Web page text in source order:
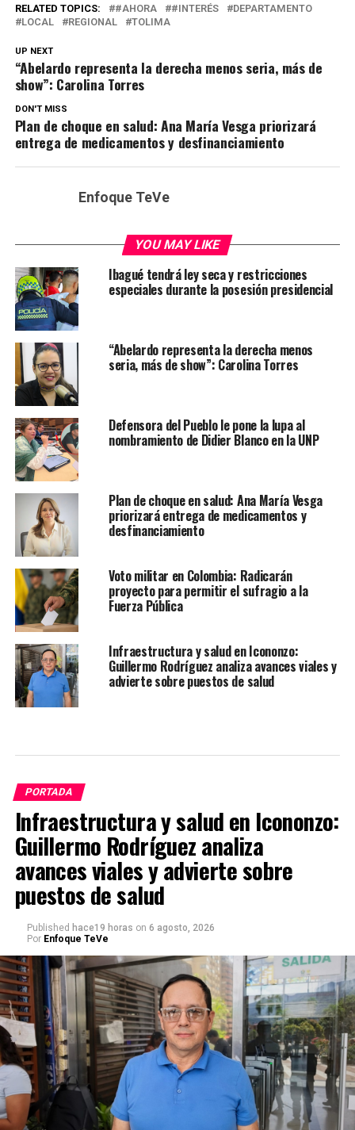
RELATED TOPICS: #AHORA #INTERÉS
DEPARTAMENTO
LOCAL
REGIONAL TOLIMA
UP NEXT
“Abelardo representa la derecha menos seria, más de
show”: Carolina Torres
DON'T MISS
Plan de choque en salud: Ana María Vesga priorizará
entrega de medicamentos y desfinanciamiento
Enfoque TeVe
YOU MAY LIKE
Ibagué tendrá ley seca y restricciones
especiales durante la posesión presidencial
“Abelardo representa la derecha menos
seria, más de show”: Carolina Torres
Defensora del Pueblo le pone la lupa al
nombramiento de Didier Blanco en la UNP
Plan de choque en salud: Ana María Vesga
priorizará entrega de medicamentos y
desfinanciamiento
Voto militar en Colombia: Radicarán
proyecto para permitir el sufragio a la
Fuerza Pública
Infraestructura y salud en Icononzo:
Guillermo Rodríguez analiza avances viales y
advierte sobre puestos de salud
PORTADA
Infraestructura y salud en Icononzo:
Guillermo Rodríguez analiza
avances viales y advierte sobre
puestos de salud
Published hace19 horas on 6 agosto, 2026
Por Enfoque TeVe